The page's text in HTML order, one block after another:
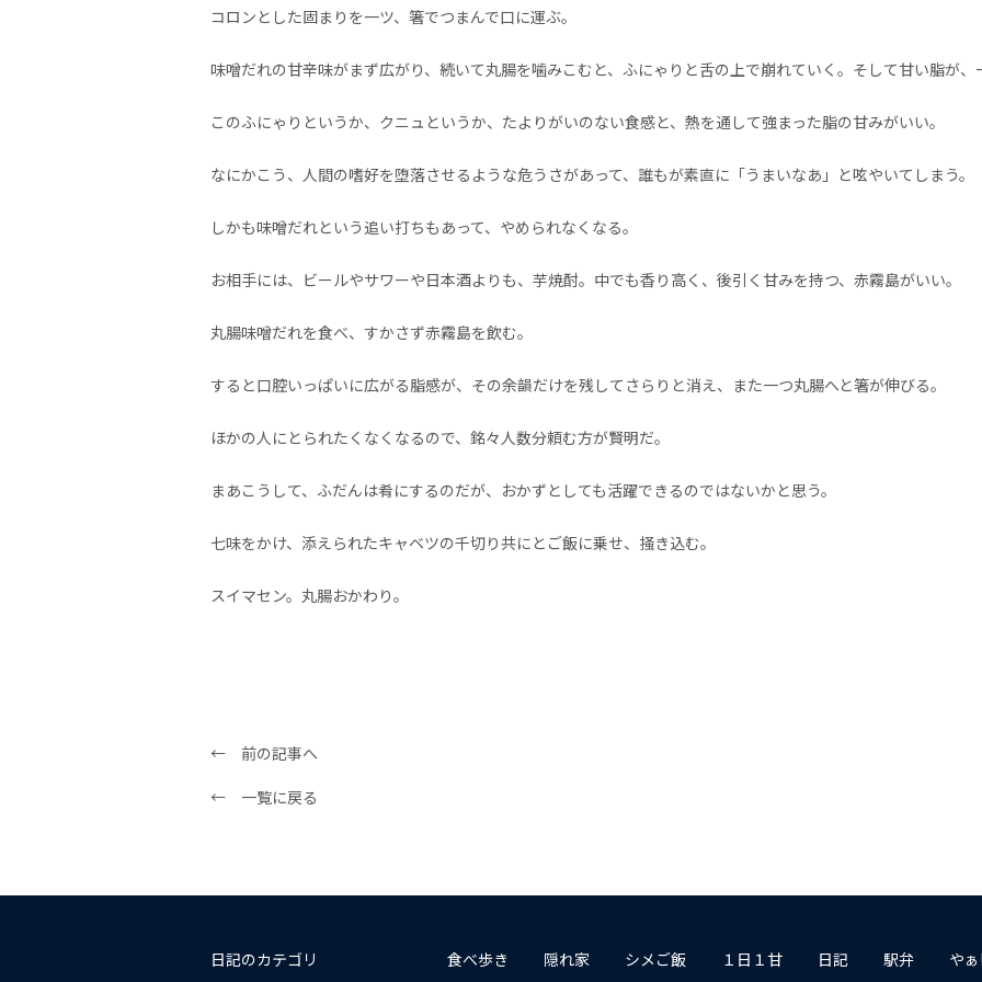
コロンとした固まりを一ツ、箸でつまんで口に運ぶ。
味噌だれの甘辛味がまず広がり、続いて丸腸を噛みこむと、ふにゃりと舌の上で崩れていく。そして甘い脂が、
このふにゃりというか、クニュというか、たよりがいのない食感と、熱を通して強まった脂の甘みがいい。
なにかこう、人間の嗜好を堕落させるような危うさがあって、誰もが素直に「うまいなあ」と呟やいてしまう。
しかも味噌だれという追い打ちもあって、やめられなくなる。
お相手には、ビールやサワーや日本酒よりも、芋焼酎。中でも香り高く、後引く甘みを持つ、赤霧島がいい。
丸腸味噌だれを食べ、すかさず赤霧島を飲む。
すると口腔いっぱいに広がる脂感が、その余韻だけを残してさらりと消え、また一つ丸腸へと箸が伸びる。
ほかの人にとられたくなくなるので、銘々人数分頼む方が賢明だ。
まあこうして、ふだんは肴にするのだが、おかずとしても活躍できるのではないかと思う。
七味をかけ、添えられたキャベツの千切り共にとご飯に乗せ、掻き込む。
スイマセン。丸腸おかわり。
← 前の記事へ
← 一覧に戻る
日記のカテゴリ 食べ歩き 隠れ家 シメご飯 １日１甘 日記 駅弁 やぁ!